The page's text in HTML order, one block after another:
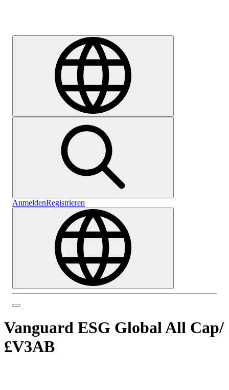
AnmeldenRegistrieren
Vanguard ESG Global All Cap/
£V3AB